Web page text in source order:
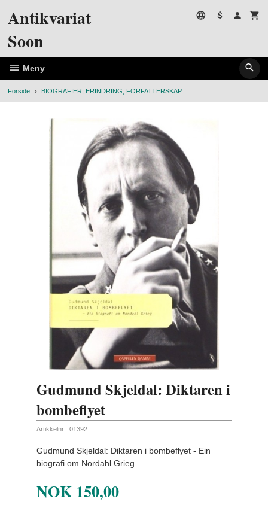
Antikvariat
Soon
Meny
Forside BIOGRAFIER, ERINDRING, FORFATTERSKAP
Gudmund Skjeldal: Diktaren i
bombeflyet
Artikkelnr.: 01392
Gudmund Skjeldal: Diktaren i bombeflyet - Ein
biografi om Nordahl Grieg.
NOK 150,00